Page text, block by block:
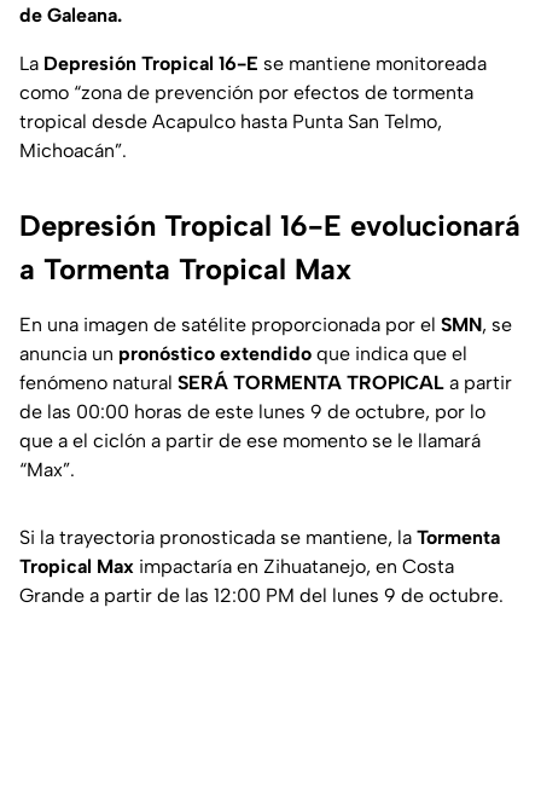
de Galeana.
La Depresión Tropical 16-E se mantiene monitoreada
como “zona de prevención por efectos de tormenta
tropical desde Acapulco hasta Punta San Telmo,
Michoacán”.
Depresión Tropical 16-E evolucionará
a Tormenta Tropical Max
En una imagen de satélite proporcionada por el SMN, se
anuncia un pronóstico extendido que indica que el
fenómeno natural SERÁ TORMENTA TROPICAL a partir
de las 00:00 horas de este lunes 9 de octubre, por lo
que a el ciclón a partir de ese momento se le llamará
“Max”.
Si la trayectoria pronosticada se mantiene, la Tormenta
Tropical Max impactaría en Zihuatanejo, en Costa
Grande a partir de las 12:00 PM del lunes 9 de octubre.